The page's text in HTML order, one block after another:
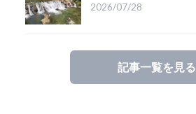
2026/07/28
記事一覧を見る